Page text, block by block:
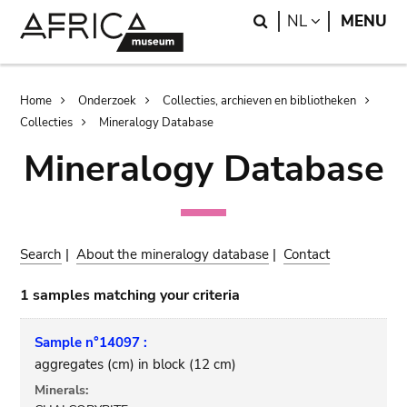
Search
NL LANGUAGE
MENU
Breadcrumb
Home Onderzoek
Collecties, archieven en bibliotheken
Collecties
Mineralogy Database
Mineralogy Database
Search |About the mineralogy database | Contact
1 samples matching your criteria
Sample n°14097 :
aggregates (cm) in block (12 cm)
Minerals: